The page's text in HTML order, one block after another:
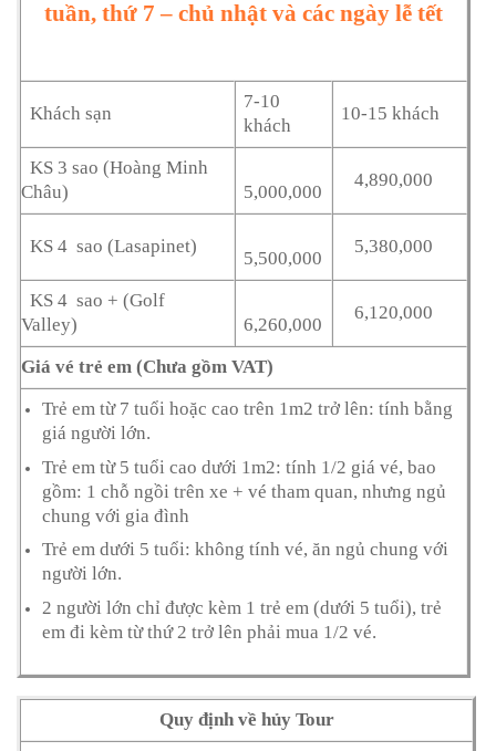
tuần, thứ 7 – chủ nhật và các ngày lễ tết
Khách sạn
7-10
khách
10-15 khách
KS 3 sao (Hoàng Minh
Châu)
5,000,000
4,890,000
KS 4 sao (Lasapinet)
5,500,000
5,380,000
KS 4 sao + (Golf
Valley)
6,260,000
6,120,000
Giá vé trẻ em (Chưa gồm VAT)
Trẻ em từ 7 tuổi hoặc cao trên 1m2 trở lên: tính bằng
giá người lớn.
Trẻ em từ 5 tuổi cao dưới 1m2: tính 1/2 giá vé, bao
gồm: 1 chỗ ngồi trên xe + vé tham quan, nhưng ngủ
chung với gia đình
Trẻ em dưới 5 tuổi: không tính vé, ăn ngủ chung với
người lớn.
2 người lớn chỉ được kèm 1 trẻ em (dưới 5 tuổi), trẻ
em đi kèm từ thứ 2 trở lên phải mua 1/2 vé.
Quy định về hủy Tour